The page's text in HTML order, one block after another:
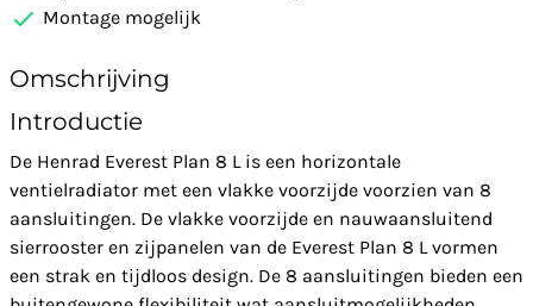
Montage mogelijk
Omschrijving
Introductie
De Henrad Everest Plan 8 L is een horizontale
ventielradiator met een vlakke voorzijde voorzien van 8
aansluitingen. De vlakke voorzijde en nauwaansluitend
sierrooster en zijpanelen van de Everest Plan 8 L vormen
een strak en tijdloos design. De 8 aansluitingen bieden een